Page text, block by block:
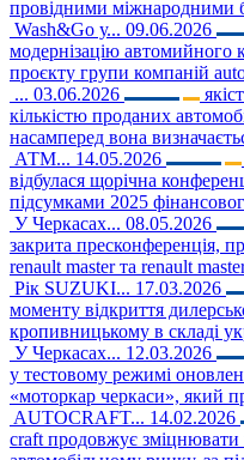
провідними міжнародними
Wash&Go у... 09.06.2026
модернізацію автомийного
проєкту групи компаній
... 03.06.2026
кількістю проданих
насамперед вона
АТМ... 14.05.2026
відбулася щорічна
підсумками 2025
У Черкасах... 08.05.2026
закрита пресконференція,
renault master та renault
Рік SUZUKI... 17.03.2026
моменту відкриття
кропивницькому в складі
У Черкасах... 12.03.2026
у тестовому режимі
«моторкар черкаси», який
AUTOCRAFT... 14.02.2026
craft продовжує зміцнювати